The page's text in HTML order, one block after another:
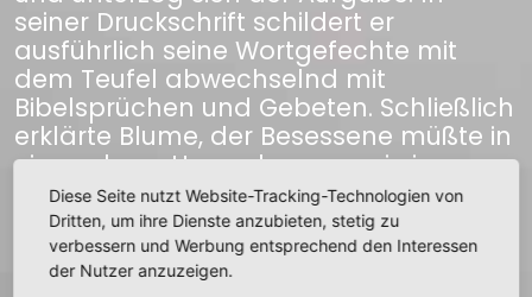
seiner Druckschrift schildert er
ausführlich seine Wortgefechte mit
dem Teufel abwechselnd mit
Bibelsprüchen und Gebeten. Schließlich
erklärte Blume, der Besessene müßte in
ein anderes Haus; denn es sei ein
öffentlicher Gasthof, Scotus (der
berühmte Scholastiker Scotus,
gestorben 1308 in Köln) solle in der
Stuben sich aufgehalten haben, es
Diese Seite nutzt Website-Tracking-Technologien von
Dritten, um ihre Dienste anzubieten, stetig zu
verbessern und Werbung entsprechend den Interessen
der Nutzer anzuzeigen.